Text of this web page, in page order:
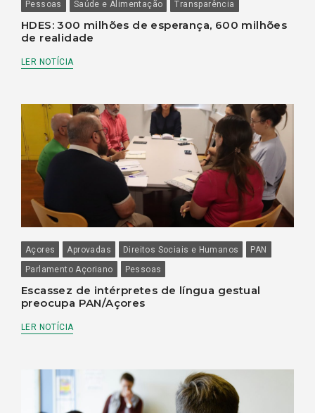
Pessoas Saúde e Alimentação Transparência
HDES: 300 milhões de esperança, 600 milhões
de realidade
LER NOTÍCIA
Açores Aprovadas Direitos Sociais e Humanos
PAN
Parlamento Açoriano
Pessoas
Escassez de intérpretes de língua gestual
preocupa PAN/Açores
LER NOTÍCIA